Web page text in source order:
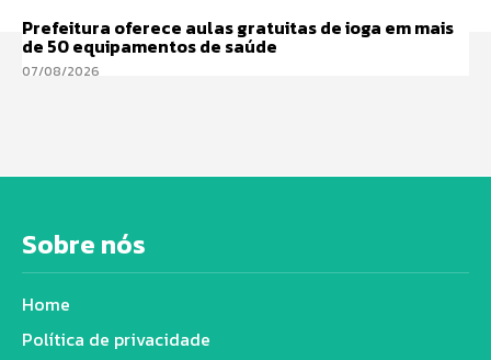
Prefeitura oferece aulas gratuitas de ioga em mais
de 50 equipamentos de saúde
07/08/2026
Sobre nós
Home
Política de privacidade